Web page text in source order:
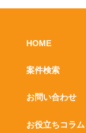
HOME
案件検索
お問い合わせ
お役立ちコラム